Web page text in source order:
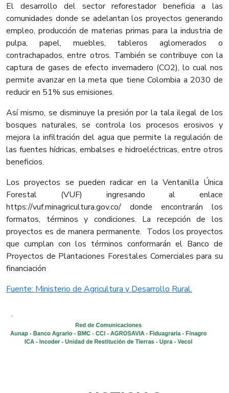
El desarrollo del sector reforestador beneficia a las
comunidades donde se adelantan los proyectos generando
empleo, producción de materias primas para la industria de
pulpa, papel, muebles, tableros aglomerados o
contrachapados, entre otros. También se contribuye con la
captura de gases de efecto invernadero (CO2), lo cual nos
permite avanzar en la meta que tiene Colombia a 2030 de
reducir en 51% sus emisiones.
Así mismo, se disminuye la presión por la tala ilegal de los
bosques naturales, se controla los procesos erosivos y
mejora la infiltración del agua que permite la regulación de
las fuentes hídricas, embalses e hidroeléctricas, entre otros
beneficios.
Los proyectos se pueden radicar en la Ventanilla Única
Forestal (VUF) ingresando al enlace
https://vuf.minagricultura.gov.co/ donde encontrarán los
formatos, términos y condiciones. La recepción de los
proyectos es de manera permanente. Todos los proyectos
que cumplan con los términos conformarán el Banco de
Proyectos de Plantaciones Forestales Comerciales para su
financiación​
Fuente: Ministerio de Agricultura y Desarrollo Rural.​